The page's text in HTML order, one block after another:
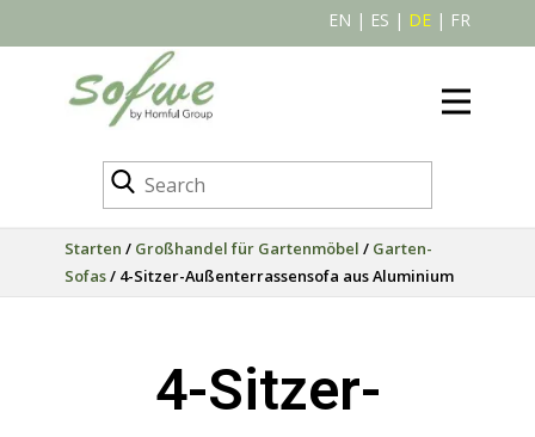
EN | ES | DE | FR
Starten / Großhandel für Gartenmöbel / Garten-
Sofas/ 4-Sitzer-Außenterrassensofa aus Aluminium
4-Sitzer-